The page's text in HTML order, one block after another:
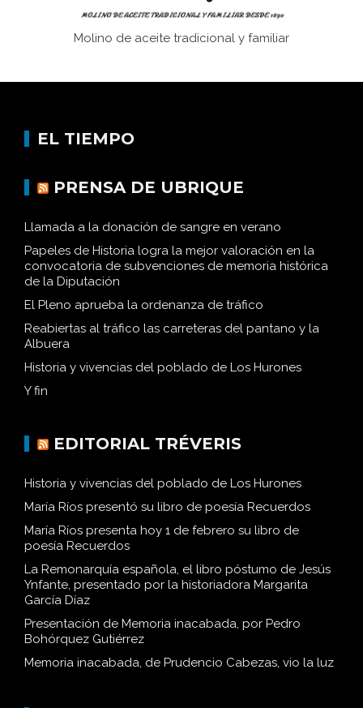
Molino de aceite tradicional y familiar
EL TIEMPO
PRENSA DE UBRIQUE
Llamada a la donación de sangre en verano
Papeles de Historia logra la mejor valoración en la
convocatoria de subvenciones de memoria histórica
de la Diputación
El Pleno aprueba la ordenanza de tráfico
Reabiertas al tráfico las carreteras del pantano y la
Albuera
Historia y vivencias del poblado de Los Hurones
Y fin
EDITORIAL TRÉVERIS
Historia y vivencias del poblado de Los Hurones
María Ríos presentó su libro de poesía Recuerdos
María Ríos presenta hoy 1 de febrero su libro de
poesía Recuerdos
La Remonarquía española, el libro póstumo de Jesús
Ynfante, presentado por la historiadora Margarita
García Díaz
Presentación de Memoria inacabada, por Pedro
Bohórquez Gutiérrez
Memoria inacabada, de Prudencio Cabezas, vio la luz